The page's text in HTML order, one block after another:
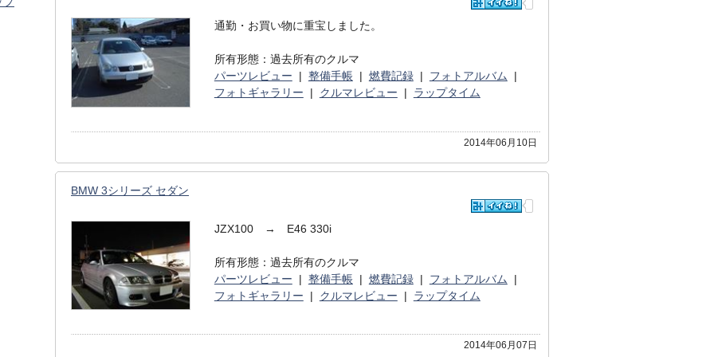
通勤・お買い物に重宝しました。
所有形態：過去所有のクルマ
パーツレビュー | 整備手帳| 燃費記録| フォトアルバム
|
フォトギャラリー | クルマレビュー | ラップタイム
2014年06月10日
BMW 3シリーズ セダン
JZX100 → E46 330i
所有形態：過去所有のクルマ
パーツレビュー | 整備手帳| 燃費記録| フォトアルバム
|
フォトギャラリー | クルマレビュー | ラップタイム
2014年06月07日